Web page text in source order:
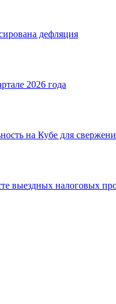
дефляция
2026 года
на Кубе для
выездных налоговых